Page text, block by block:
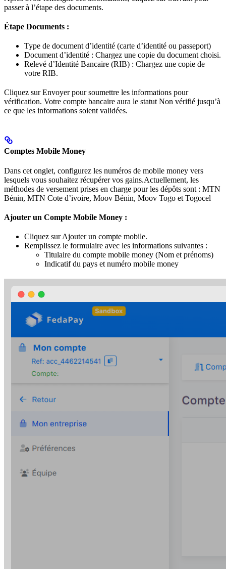
passer à l’étape des documents.
Étape Documents :
Type de document d’identité (carte d’identité ou passeport)
Document d’identité : Chargez une copie du document choisi.
Relevé d’Identité Bancaire (RIB) : Chargez une copie de
votre RIB.
Cliquez sur Envoyer pour soumettre les informations pour
vérification. Votre compte bancaire aura le statut Non vérifié jusqu’à
ce que les informations soient validées.
Comptes Mobile Money
Dans cet onglet, configurez les numéros de mobile money vers
lesquels vous souhaitez récupérer vos gains.Actuellement, les
méthodes de versement prises en charge pour les dépôts sont : MTN
Bénin, MTN Cote d’ivoire, Moov Bénin, Moov Togo et Togocel
Ajouter un Compte Mobile Money :
Cliquez sur Ajouter un compte mobile.
Remplissez le formulaire avec les informations suivantes :
Titulaire du compte mobile money (Nom et prénoms)
Indicatif du pays et numéro mobile money